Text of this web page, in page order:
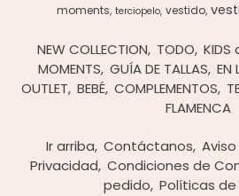
moments terciopelo vestido
NEW COLLECTION TODO KIDS
MOMENTS GUÍA DE TALLAS EN
OUTLET BEBÉ COMPLEMENTOS
FLAMENCA
Ir arriba Contáctanos
Privacidad Condiciones de
pedido Políticas